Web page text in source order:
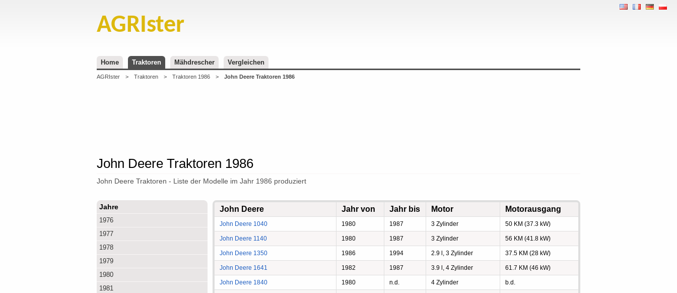
AGRIster
Home Traktoren Mähdrescher Vergleichen
AGRIster > Traktoren > Traktoren 1986 > John Deere Traktoren 1986
John Deere Traktoren 1986
John Deere Traktoren - Liste der Modelle im Jahr 1986 produziert
Jahre
1976
1977
1978
1979
1980
1981
John Deere Jahr von Jahr bis Motor Motorausgang
John Deere 1040 1980 1987 3 Zylinder 50 KM (37.3 kW)
John Deere 1140 1980 1987 3 Zylinder 56 KM (41.8 kW)
John Deere 1350 1986 1994 2.9 l, 3 Zylinder 37.5 KM (28 kW)
John Deere 1641 1982 1987 3.9 l, 4 Zylinder 61.7 KM (46 kW)
John Deere 1840 1980 n.d. 4 Zylinder b.d.